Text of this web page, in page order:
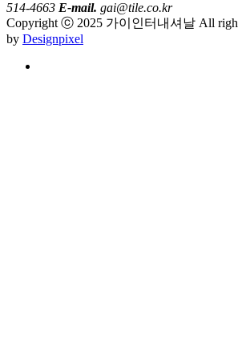
514-4663 E-mail. gai@tile.co.kr
Copyright ⓒ 2025 가이인터내셔날 All
by Designpixel